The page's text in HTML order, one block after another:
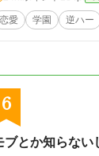
恋愛 学園 逆ハー
6
ブとか知らない